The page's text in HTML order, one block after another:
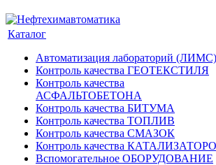
Каталог
Автоматизация лабораторий (ЛИМС)
Контроль качества ГЕОТЕКСТИЛЯ
Контроль качества
АСФАЛЬТОБЕТОНА
Контроль качества БИТУМА
Контроль качества ТОПЛИВ
Контроль качества СМАЗОК
Контроль качества
Вспомогательное ОБОРУДОВАНИЕ